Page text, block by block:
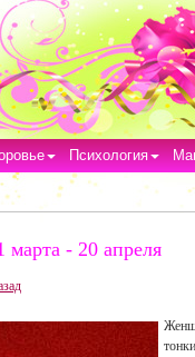
Психология
марта - 20 апреля